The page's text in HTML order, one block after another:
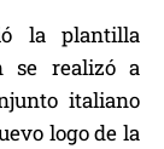
la plantilla
se realizó a
italiano
logo de la